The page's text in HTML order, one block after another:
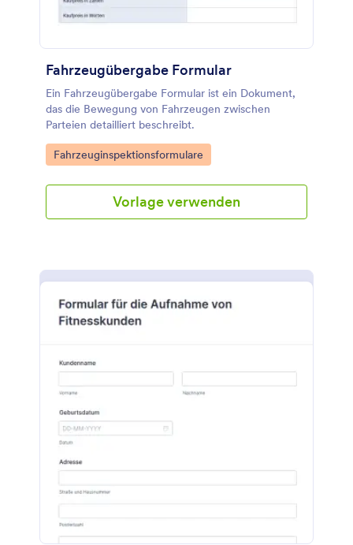
Fahrzeugübergabe Formular
Ein Fahrzeugübergabe Formular ist ein Dokument,
das die Bewegung von Fahrzeugen zwischen
Parteien detailliert beschreibt.
Go to Category:
Fahrzeuginspektionsformulare
Vorlage verwenden